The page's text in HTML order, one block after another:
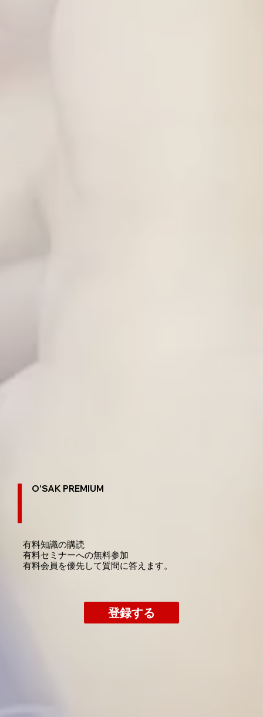
O'SAK PREMIUM
有料知識の購読
​有料セミナーへの無料参加
​有料会員を優先して質問に答えます。
登録する